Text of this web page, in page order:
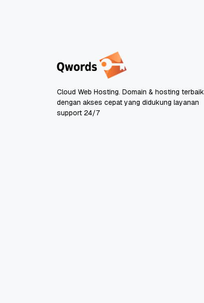
Cloud Web Hosting. Domain & hosting terbaik
dengan akses cepat yang didukung layanan
support 24/7